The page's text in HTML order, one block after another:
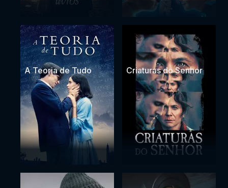
A Teoria de Tudo Criaturas do Senhor